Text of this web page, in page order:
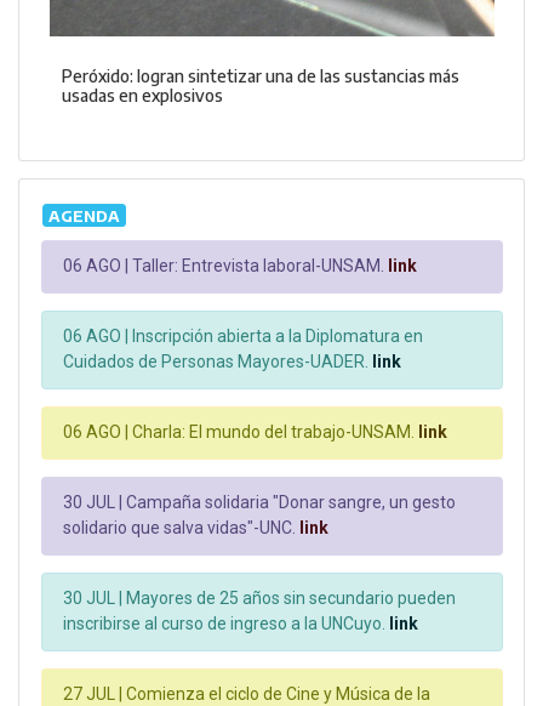
Peróxido: logran sintetizar una de las sustancias más
usadas en explosivos
AGENDA
06 AGO | Taller: Entrevista laboral-UNSAM. link
06 AGO |
Inscripción abierta a la Diplomatura en
Cuidados de Personas Mayores-UADER. link
06 AGO | Charla: El mundo del trabajo-UNSAM. link
30 JUL | Campaña solidaria "Donar sangre, un gesto
solidario que salva vidas"-UNC. link
30 JUL |
Mayores de 25 años sin secundario pueden
inscribirse al curso de ingreso a la UNCuyo. link
27 JUL | Comienza el ciclo de Cine y Música de la